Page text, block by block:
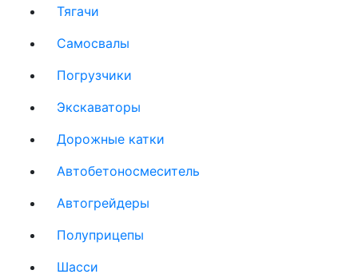
Тягачи
Cамосвалы
Погрузчики
Экскаваторы
Дорожные катки
Автобетоносмеситель
Автогрейдеры
Полуприцепы
Шасси